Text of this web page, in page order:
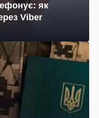
як
Viber